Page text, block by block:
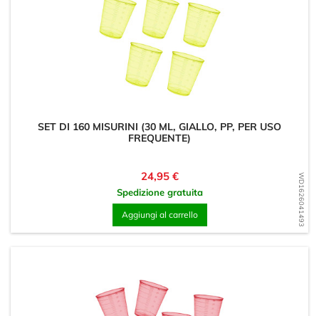
WD1626041493
SET DI 160 MISURINI (30 ML, GIALLO, PP, PER USO
FREQUENTE)
Prezzo
24,95 €
Spedizione gratuita
Aggiungi al carrello